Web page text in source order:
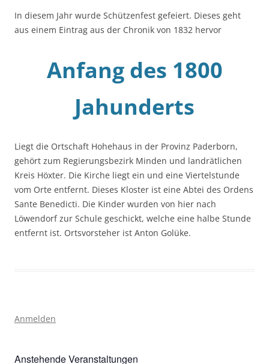
In diesem Jahr wurde Schützenfest gefeiert. Dieses geht
aus einem Eintrag aus der Chronik von 1832 hervor
Anfang des 1800
Jahunderts
Liegt die Ortschaft Hohehaus in der Provinz Paderborn,
gehört zum Regierungsbezirk Minden und landrätlichen
Kreis Höxter. Die Kirche liegt ein und eine Viertelstunde
vom Orte entfernt. Dieses Kloster ist eine Abtei des Ordens
Sante Benedicti. Die Kinder wurden von hier nach
Löwendorf zur Schule geschickt, welche eine halbe Stunde
entfernt ist. Ortsvorsteher ist Anton Golüke.
Anmelden
Anstehende Veranstaltungen